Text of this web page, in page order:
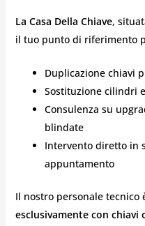
La Casa Della Chiave,
il tuo punto di riferimento
Duplicazione chiavi
Sostituzione cilindri
Consulenza su
blindate
Intervento diretto in
appuntamento
Il nostro personale tecnico
esclusivamente con chiavi